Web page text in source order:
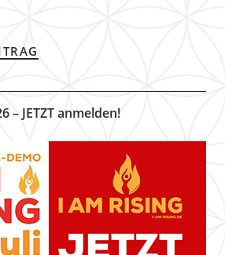
– JETZT anmelden!